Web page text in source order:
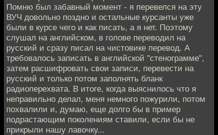
Помню был забавный момент - я перевелся на эту
ВУЧ довольно поздно и остальные курсанты уже
были в курсе чего и как писать, а я нет. Поэтому
слушал на английском, в голове переводил на
русский и сразу писал на чистовике перевод. А
требовалось записать в английской "стенограмме",
затем расшифровать свои записи, перевести на
русский и только потом заполнять бланк
радиоперехвата. В итоге, когда выяснилось что я
неправильно делал, меня немного пожурили, потом
похвалили и, думаю, еще долго бы в пример
подрастающим поколениям ставили, если бы не
прикрыли нашу лавочку...